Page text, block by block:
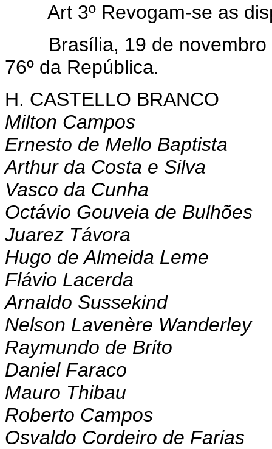
Art 3º Revogam-se as
Brasília, 19 de novembro
76º da República.
H. CASTELLO BRANCO
Milton Campos
Ernesto de Mello Baptista
Arthur da Costa e Silva
Vasco da Cunha
Octávio Gouveia de Bulhões
Juarez Távora
Hugo de Almeida Leme
Flávio Lacerda
Arnaldo Sussekind
Nelson Lavenère Wanderley
Raymundo de Brito
Daniel Faraco
Mauro Thibau
Roberto Campos
Osvaldo Cordeiro de Farias